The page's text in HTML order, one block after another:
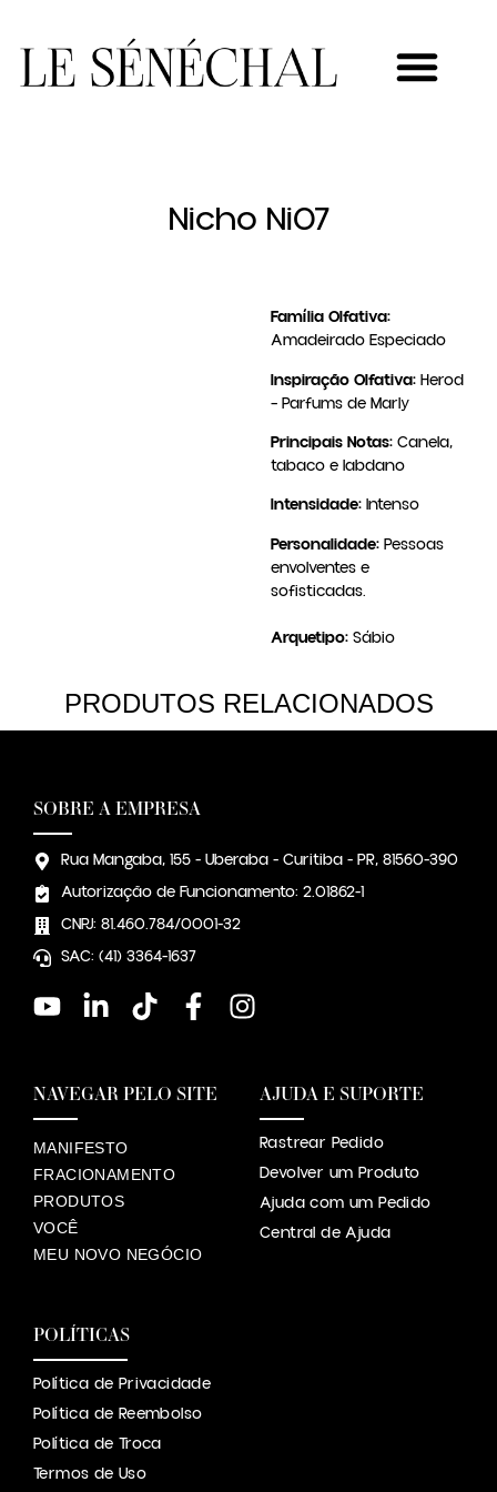
Nicho Ni07
Família Olfativa:
Amadeirado Especiado
Inspiração Olfativa: Herod
– Parfums de Marly
Principais Notas: Canela,
tabaco e labdano
Intensidade: Intenso
Personalidade: Pessoas
envolventes e
sofisticadas.
Arquetipo: Sábio
PRODUTOS RELACIONADOS
SOBRE A EMPRESA
Rua Mangaba, 155 - Uberaba - Curitiba - PR, 81560-390
Autorização de Funcionamento: 2.01862-1
CNPJ: 81.460.784/0001-32
SAC: (41) 3364-1637
NAVEGAR PELO SITE
MANIFESTO
FRACIONAMENTO
PRODUTOS
VOCÊ
MEU NOVO NEGÓCIO
AJUDA E SUPORTE
Rastrear Pedido
Devolver um Produto
Ajuda com um Pedido
Central de Ajuda
POLÍTICAS
Política de Privacidade
Política de Reembolso
Política de Troca
Termos de Uso